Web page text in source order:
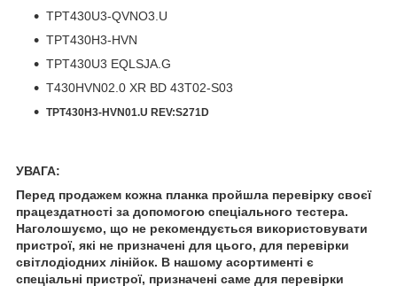
TPT430U3-QVNO3.U
TPT430H3-HVN
TPT430U3 EQLSJA.G
T430HVN02.0 XR BD 43T02-S03
TPT430H3-HVN01.U REV:S271D
УВАГА:
Перед продажем кожна планка пройшла перевірку своєї
працездатності за допомогою спеціального тестера.
Наголошуємо, що не рекомендується використовувати
пристрої, які не призначені для цього, для перевірки
світлодіодних лінійок. В нашому асортименті є
спеціальні пристрої, призначені саме для перевірки